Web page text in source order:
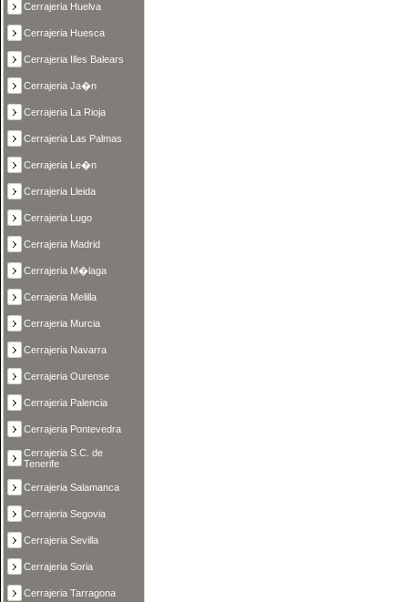
Cerrajeria Huelva
Cerrajeria Huesca
Cerrajeria Illes Balears
Cerrajeria Ja�n
Cerrajeria La Rioja
Cerrajeria Las Palmas
Cerrajeria Le�n
Cerrajeria Lleida
Cerrajeria Lugo
Cerrajeria Madrid
Cerrajeria M�laga
Cerrajeria Melilla
Cerrajeria Murcia
Cerrajeria Navarra
Cerrajeria Ourense
Cerrajeria Palencia
Cerrajeria Pontevedra
Cerrajeria S.C. de
Tenerife
Cerrajeria Salamanca
Cerrajeria Segovia
Cerrajeria Sevilla
Cerrajeria Soria
Cerrajeria Tarragona